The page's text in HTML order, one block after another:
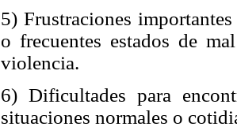
5) Frustraciones
o frecuentes estados de
violencia.
6) Dificultades para
situaciones normales o